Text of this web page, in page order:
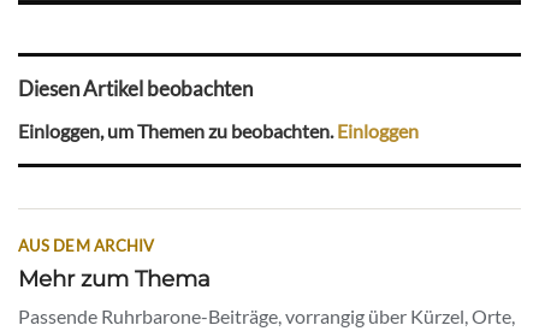
Diesen Artikel beobachten
Einloggen, um Themen zu beobachten.Einloggen
AUS DEM ARCHIV
Mehr zum Thema
Passende Ruhrbarone-Beiträge, vorrangig über Kürzel, Orte,